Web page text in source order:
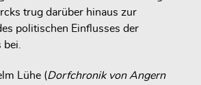
trug darüber hinaus zur
politischen Einflusses der
Lühe (Dorfchronik von Angern